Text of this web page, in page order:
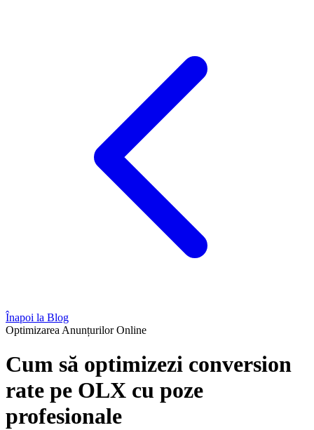
Înapoi la Blog
Optimizarea Anunțurilor Online
Cum să optimizezi conversion
rate pe OLX cu poze
profesionale